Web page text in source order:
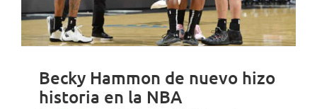
Becky Hammon de nuevo hizo
historia en la NBA